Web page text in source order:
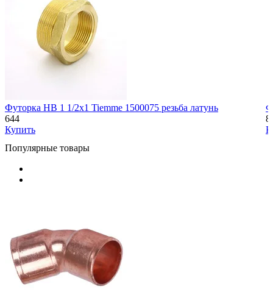
Футорка НВ 1 1/2х1 Tiemme 1500075 резьба латунь
644
Купить
Популярные товары